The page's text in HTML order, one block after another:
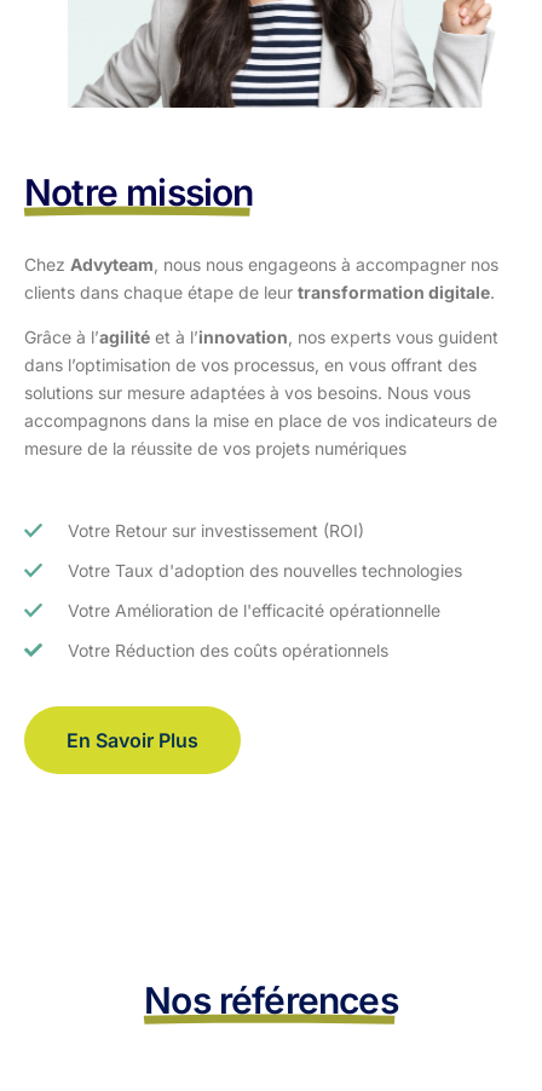
Notre mission
Chez Advyteam , nous nous engageons à accompagner nos
clients dans chaque étape de leur transformation digitale.
Grâce à l’agilité et à l’innovation , nos experts vous guident
dans l’optimisation de vos processus, en vous offrant des
solutions sur mesure adaptées à vos besoins. Nous vous
accompagnons dans la mise en place de vos indicateurs de
mesure de la réussite de vos projets numériques
Votre Retour sur investissement (ROI)
Votre Taux d'adoption des nouvelles technologies
Votre Amélioration de l'efficacité opérationnelle
Votre Réduction des coûts opérationnels
En Savoir Plus
Nos références